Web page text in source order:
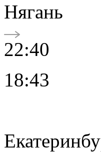
Нягань
22:40
18:43